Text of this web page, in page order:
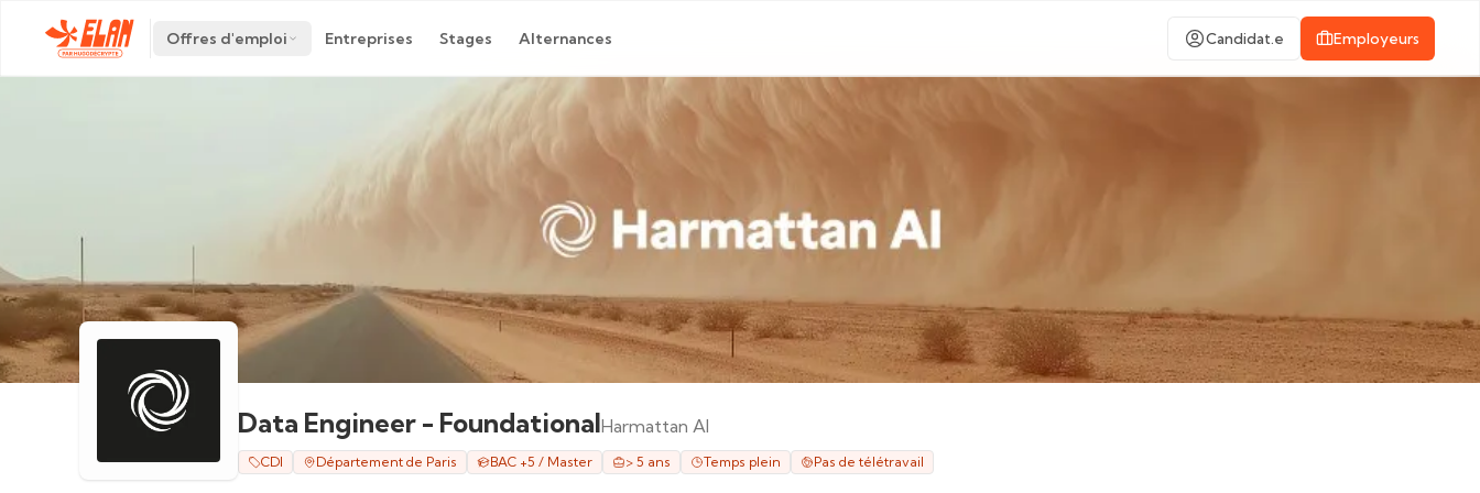
Offres d'emploi Entreprises Stages Alternances Candidat.e Employeurs
Data Engineer - FoundationalHarmattan AI
CDI Département de Paris BAC +5 / Master > 5 ans Temps plein Pas de télétravail